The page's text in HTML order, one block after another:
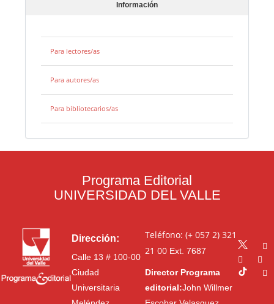
Información
Para lectores/as
Para autores/as
Para bibliotecarios/as
Programa Editorial
UNIVERSIDAD DEL VALLE
Dirección:
Calle 13 # 100-00
Ciudad
Universitaria
Teléfono: (+ 057 2) 321
21 00Ext. 7687
Director Programa
editorial:John Willmer